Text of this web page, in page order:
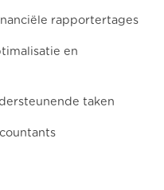
rapportertages
en
taken